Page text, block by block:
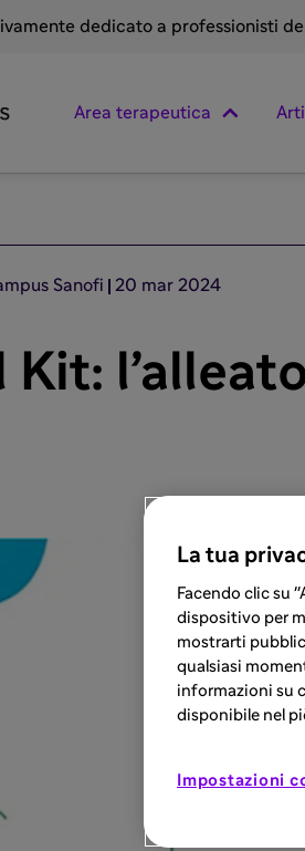
dedicato a professionisti
Area terapeutica
Sanofi 20 mar 2024
Kit:
La tua
Facendo clic su
dispositivo per
mostrarti
qualsiasi
informazioni su
disponibile nel
Impostazioni